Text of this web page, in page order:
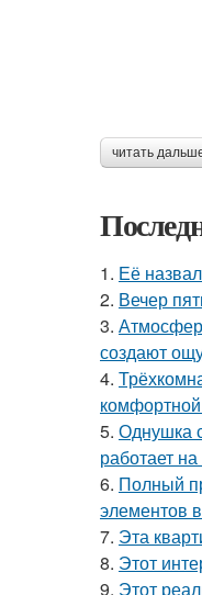
читать
1. Её
2. Вечер
3.
создают
4.
5. Однушка
работает
6. Полный
элементов
7. Эта
8. Этот
9. Этот